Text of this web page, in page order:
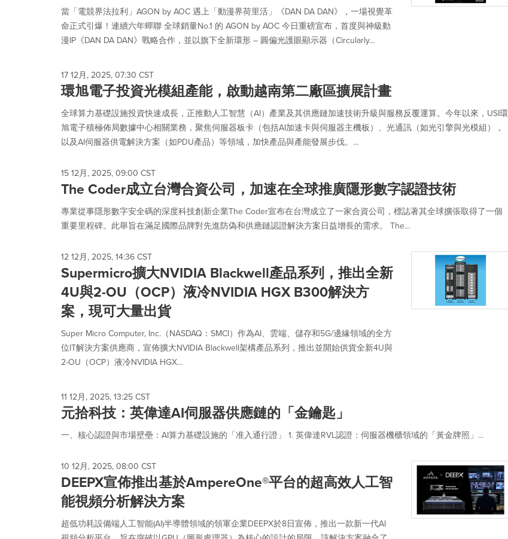
當「電競界法拉利」AGON by AOC 遇上「動漫界荷里活」《DAN DA DAN》，一場視覺革
命正式引爆！連續六年蟬聯 全球銷量No.1 的 AGON by AOC 今日重磅宣布，首度與神級動
漫IP《DAN DA DAN》戰略合作，並以旗下全新環形 – 圓偏光護眼顯示器（Circularly...
17 12月, 2025, 07:30 CST
環旭電子投資光模組產能，啟動越南第二廠區擴展計畫
全球算力基礎設施投資快速成長，正推動人工智慧（AI）產業及其供應鏈加速技術升級與服務反覆運算。今年以來，USI環
旭電子積極佈局數據中心相關業務，聚焦伺服器板卡（包括AI加速卡與伺服器主機板）、光通訊（如光引擎與光模組），
以及AI伺服器供電解決方案（如PDU產品）等領域，加快產品與產能發展步伐。...
15 12月, 2025, 09:00 CST
The Coder成立台灣合資公司，加速在全球推廣隱形數字認證技術
專業從事隱形數字安全碼的深度科技創新企業The Coder宣布在台灣成立了一家合資公司，標誌著其全球擴張取得了一個
重要里程碑。此舉旨在滿足國際品牌對先進防偽和供應鏈認證解決方案日益增長的需求。 The...
12 12月, 2025, 14:36 CST
Supermicro擴大NVIDIA Blackwell產品系列，推出全新
4U與2-OU（OCP）液冷NVIDIA HGX B300解決方
案，現可大量出貨
Super Micro Computer, Inc.（NASDAQ：SMCI）作為AI、雲端、儲存和5G/邊緣領域的全方
位IT解決方案供應商，宣佈擴大NVIDIA Blackwell架構產品系列，推出並開始供貨全新4U與
2-OU（OCP）液冷NVIDIA HGX...
11 12月, 2025, 13:25 CST
元拾科技：英偉達AI伺服器供應鏈的「金鑰匙」
一、核心認證與市場壁壘：AI算力基礎設施的「准入通行證」 1. 英偉達RVL認證：伺服器機櫃領域的「黃金牌照」...
10 12月, 2025, 08:00 CST
DEEPX宣佈推出基於AmpereOne®平台的超高效人工智
能視頻分析解決方案
超低功耗設備端人工智能(AI)半導體領域的領軍企業DEEPX於8日宣佈，推出一款新一代AI